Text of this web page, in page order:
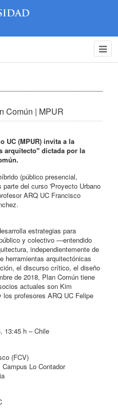
Común | MPUR
UC (MPUR) invita a la
arquitecto" dictada por la
(público presencial,
del curso 'Proyecto Urbano
ARQ UC Francisco
estrategias para
y colectivo —entendido
independientemente de
herramientas arquitectónicas
el discurso crítico, el diseño
de 2018, Plan Común tiene
actuales son Kim
los profesores ARQ UC Felipe
13:45 h – Chile
(FCV)
Lo Contador